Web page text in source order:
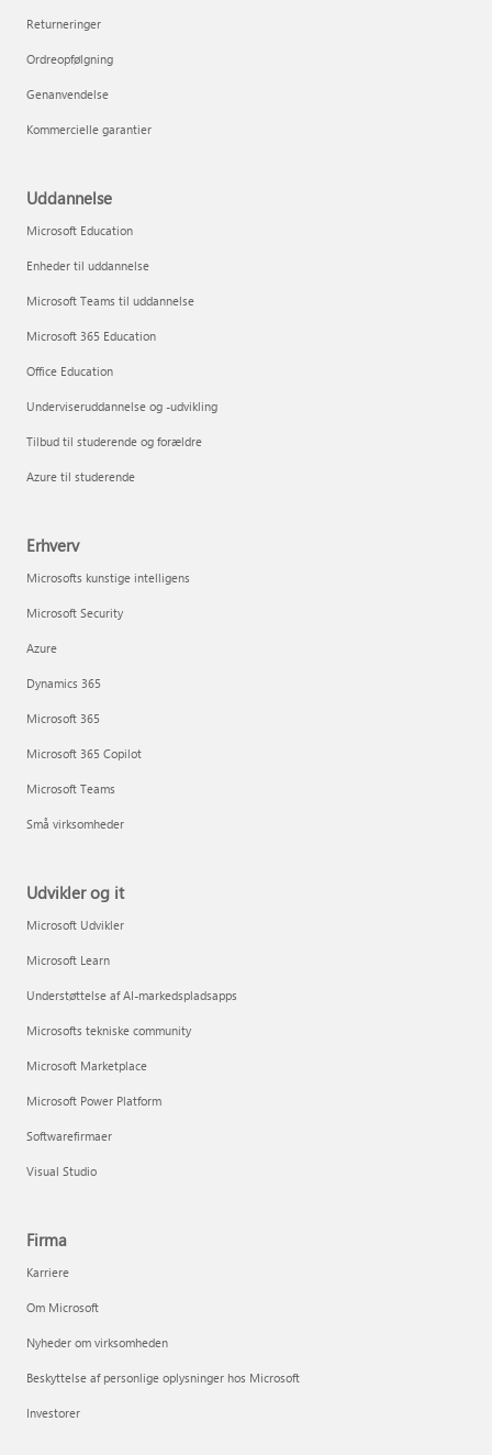
Returneringer
Ordreopfølgning
Genanvendelse
Kommercielle garantier
Uddannelse
Microsoft Education
Enheder til uddannelse
Microsoft Teams til uddannelse
Microsoft 365 Education
Office Education
Underviseruddannelse og -udvikling
Tilbud til studerende og forældre
Azure til studerende
Erhverv
Microsofts kunstige intelligens
Microsoft Security
Azure
Dynamics 365
Microsoft 365
Microsoft 365 Copilot
Microsoft Teams
Små virksomheder
Udvikler og it
Microsoft Udvikler
Microsoft Learn
Understøttelse af AI-markedspladsapps
Microsofts tekniske community
Microsoft Marketplace
Microsoft Power Platform
Softwarefirmaer
Visual Studio
Firma
Karriere
Om Microsoft
Nyheder om virksomheden
Beskyttelse af personlige oplysninger hos Microsoft
Investorer